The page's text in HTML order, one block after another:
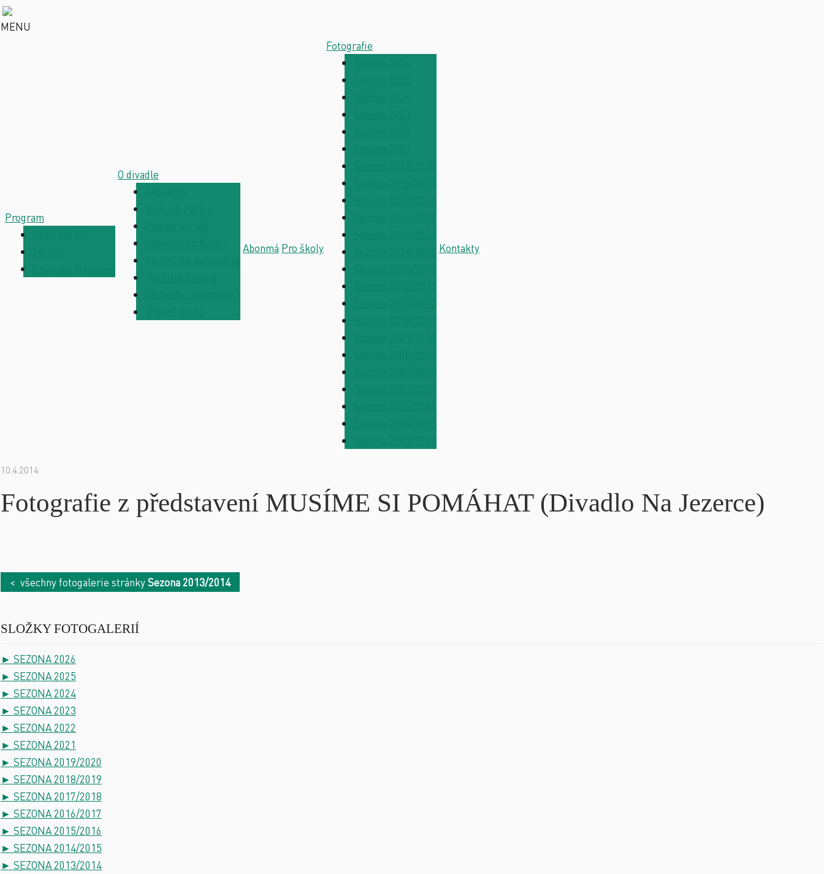
MENU
Program
O divadle
Abonmá Pro školy
Fotografie
Kontakty
10.4.2014
Fotografie z představení MUSÍME SI POMÁHAT (Divadlo Na Jezerce)
< všechny fotogalerie stránkySezona 2013/2014
SLOŽKY FOTOGALERIÍ
► SEZONA 2026
► SEZONA 2025
► SEZONA 2024
► SEZONA 2023
► SEZONA 2022
► SEZONA 2021
► SEZONA 2019/2020
► SEZONA 2018/2019
► SEZONA 2017/2018
► SEZONA 2016/2017
► SEZONA 2015/2016
► SEZONA 2014/2015
► SEZONA 2013/2014